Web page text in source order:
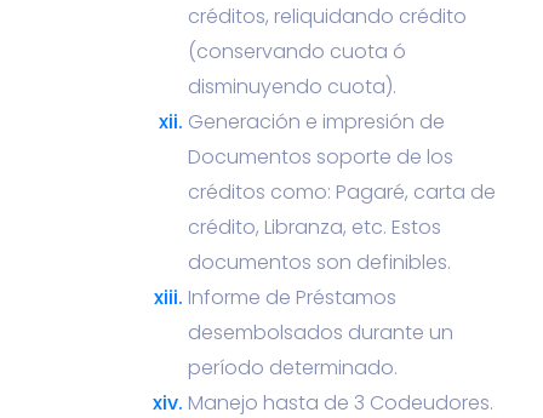
créditos, reliquidando crédito
(conservando cuota ó
disminuyendo cuota).
Generación e impresión de
Documentos soporte de los
créditos como: Pagaré, carta de
crédito, Libranza, etc. Estos
documentos son definibles.
Informe de Préstamos
desembolsados durante un
período determinado.
Manejo hasta de 3 Codeudores.